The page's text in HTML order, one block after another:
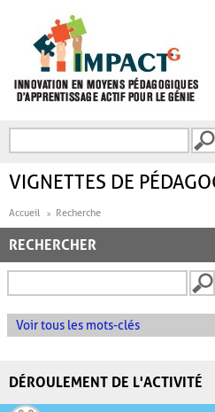
FORMULAIRE DE
VIGNETTES DE
Accueil Recherche
RECHERCHER
Voir tous les mots-clés
DÉROULEMENT DE L'ACTIVITÉ